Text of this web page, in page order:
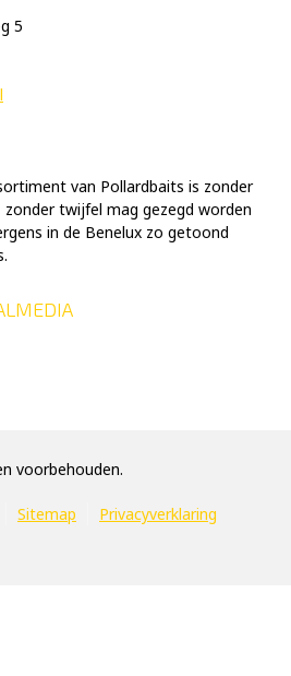
5
van Pollardbaits is zonder
twijfel mag gezegd worden
in de Benelux zo getoond
voorbehouden.
Sitemap Privacyverklaring